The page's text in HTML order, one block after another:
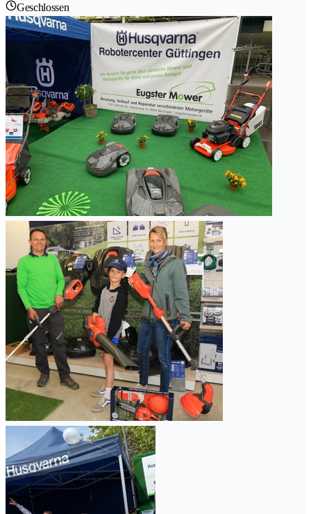
Geschlossen